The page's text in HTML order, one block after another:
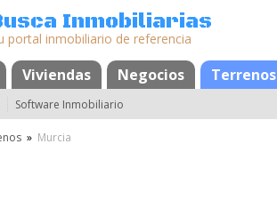
Inmobiliarias
portal inmobiliario de referencia
Viviendas Negocios Terrenos
Software Inmobiliario
» Murcia